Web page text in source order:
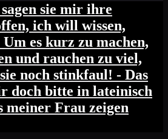
sie mir ihre
ich will wissen,
es kurz zu machen,
und rauchen zu viel,
noch stinkfaul! - Das
doch bitte in lateinisch
meiner Frau zeigen